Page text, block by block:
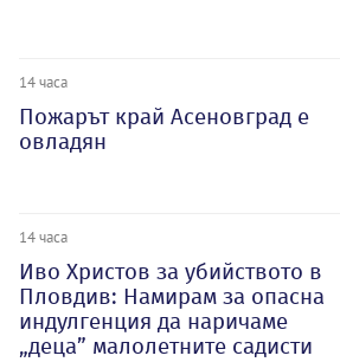
14 часа
Пожарът край Асеновград е
овладян
14 часа
Иво Христов за убийството в
Пловдив: Намирам за опасна
индулгенция да наричаме
„деца” малолетните садисти